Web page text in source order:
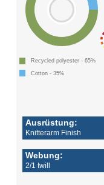
Recycled polyester - 65%
Cotton - 35%
Ausrüstung:
Knitterarm Finish
Webung:
2/1 twill